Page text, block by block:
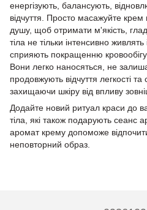
енергізують, балансують,
відчуття. Просто масажуйте крем
душу, щоб отримати м'якість,
тіла не тільки інтенсивно
сприяють покращенню
Вони легко наносяться, не
продовжують відчуття легкості та
захищаючи шкіру від впливу
Додайте новий ритуал краси до
тіла, які також подарують сеанс
аромат крему допоможе
неповторний образ.